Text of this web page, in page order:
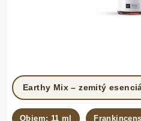
Earthy Mix – zemitý
Objem: 11 ml